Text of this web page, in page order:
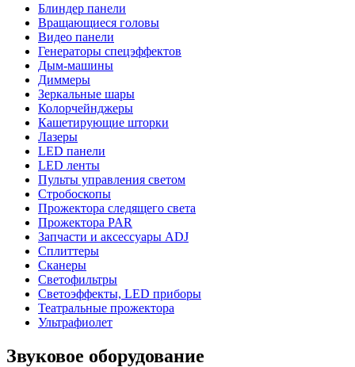
Блиндер панели
Вращающиеся головы
Видео панели
Генераторы спецэффектов
Дым-машины
Диммеры
Зеркальные шары
Колорчейнджеры
Кашетирующие шторки
Лазеры
LED панели
LED ленты
Пульты управления светом
Стробоскопы
Прожектора следящего света
Прожектора PAR
Запчасти и аксессуары ADJ
Сплиттеры
Сканеры
Светофильтры
Светоэффекты, LED приборы
Театральные прожектора
Ультрафиолет
Звуковое оборудование